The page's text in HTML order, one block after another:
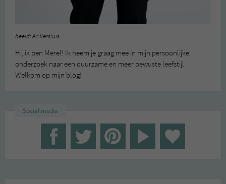
beeld: Ari Versluis
Hi, ik ben Merel! Ik neem je graag mee in mijn persoonlijke
onderzoek naar een duurzame en meer bewuste leefstijl.
Welkom op mijn blog!
Social media